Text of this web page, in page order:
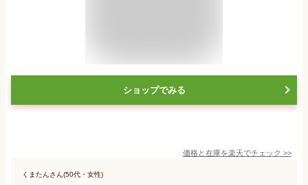
ショップでみる
価格と在庫を楽天でチェック >>
くまたんさん(50代・女性)